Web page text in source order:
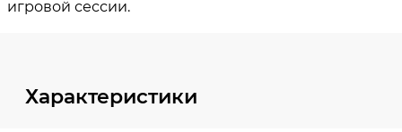
Характеристики